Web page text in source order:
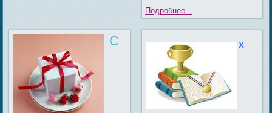
Подробнее...
С X